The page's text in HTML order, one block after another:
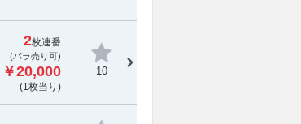
2枚連番
(バラ売り可)
￥20,000
(1枚当り)
10